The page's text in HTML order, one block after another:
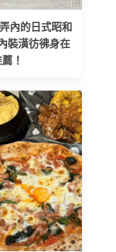
內的日式昭和
裝潢彷彿身在
！